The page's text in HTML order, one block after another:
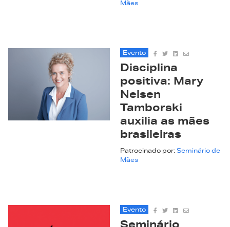
Mães
Evento
Disciplina
positiva: Mary
Nelsen
Tamborski
auxilia as mães
brasileiras
Patrocinado por: Seminário de
Mães
Evento